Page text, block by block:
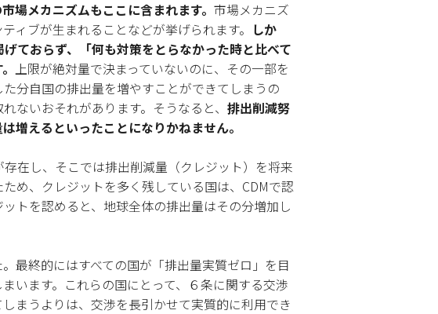
場メカニズムもここに含まれます。 市場メカニズ
ィブが生まれることなどが挙げられます。 しか
ておらず、「何も対策をとらなかった時と比べて
上限が絶対量で決まっていないのに、その一部を
分自国の排出量を増やすことができてしまうの
ないおそれがあります。そうなると、 排出削減努
増えるといったことになりかねません。
在し、そこでは排出削減量（クレジット）を将来
め、クレジットを多く残している国は、CDMで認
トを認めると、地球全体の排出量はその分増加し
最終的にはすべての国が「排出量実質ゼロ」を目
います。これらの国にとって、６条に関する交渉
まうよりは、交渉を長引かせて実質的に利用でき